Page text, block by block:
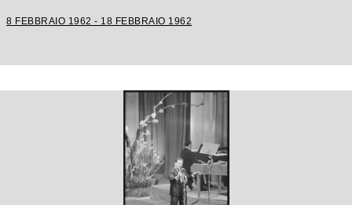
8 FEBBRAIO 1962 - 18 FEBBRAIO 1962